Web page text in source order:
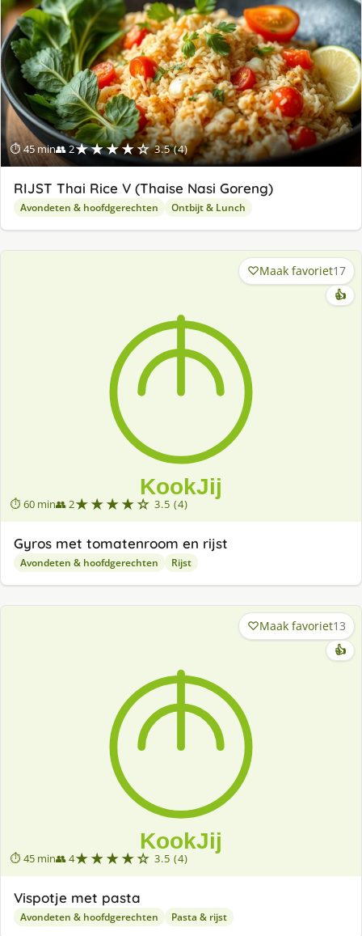
⏱ 45 min👥 2★★★★☆ 3.5 (4)
RIJST Thai Rice V (Thaise Nasi Goreng)
Avondeten & hoofdgerechten Ontbijt & Lunch
⏱ 60 min👥 2★★★★☆ 3.5 (4)
Maak favoriet17
👍
Gyros met tomatenroom en rijst
Avondeten & hoofdgerechten Rijst
⏱ 45 min👥 4★★★★☆ 3.5 (4)
Maak favoriet13
👍
Vispotje met pasta
Avondeten & hoofdgerechten Pasta & rijst